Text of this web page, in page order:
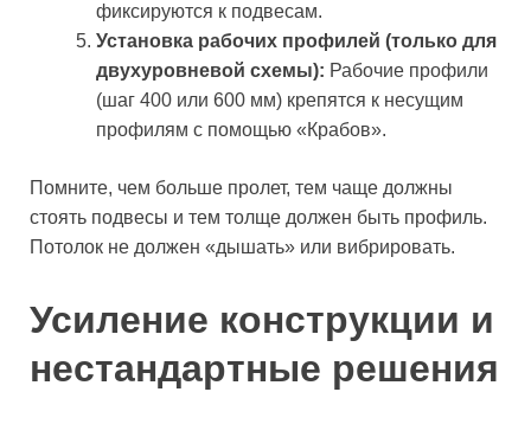
фиксируются к подвесам.
Установка рабочих профилей (только для
двухуровневой схемы): Рабочие профили
(шаг 400 или 600 мм) крепятся к несущим
профилям с помощью «Крабов».
Помните, чем больше пролет, тем чаще должны
стоять подвесы и тем толще должен быть профиль.
Потолок не должен «дышать» или вибрировать.
Усиление конструкции и
нестандартные решения